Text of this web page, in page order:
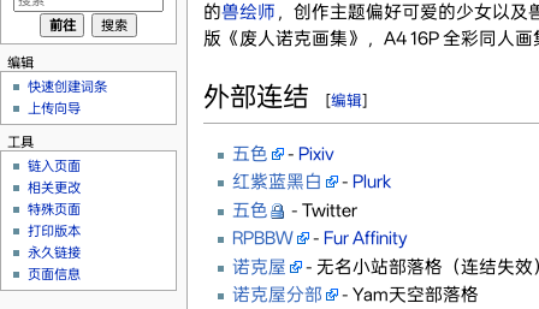
的兽绘师 ，创作主题偏好可爱的少女以及
版《废人诺克画集》，A4 16P 全彩同人画
外部连结 [编辑]
五色 - Pixiv
红紫蓝黑白
- Plurk
五色
- Twitter
RPBBW
- Fur Affinity
诺克屋
- 无名小站部落格（连结失效
诺克屋分部
- Yam天空部落格
编辑
快速创建词条
上传向导
工具
链入页面
相关更改
特殊页面
打印版本
永久链接
页面信息